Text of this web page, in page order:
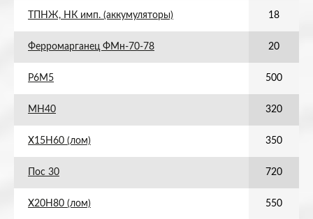
ТПНЖ, НК имп. (аккумуляторы) 18
Ферромарганец ФМн-70-78 20
Р6М5 500
МН40 320
Х15Н60 (лом) 350
Пос 30 720
Х20Н80 (лом) 550